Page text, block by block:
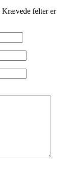
Krævede felter er